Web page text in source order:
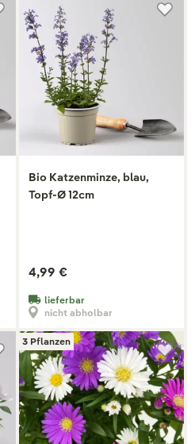
Bio Katzenminze, blau,
Topf-Ø 12cm
4,99 €
lieferbar
nicht abholbar
3 Pflanzen